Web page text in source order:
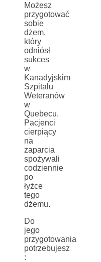
Możesz
przygotować
sobie
dżem,
który
odniósł
sukces
w
Kanadyjskim
Szpitalu
Weteranów
w
Quebecu.
Pacjenci
cierpiący
na
zaparcia
spożywali
codziennie
po
łyżce
tego
dżemu.
Do
jego
przygotowania
potrzebujesz
: